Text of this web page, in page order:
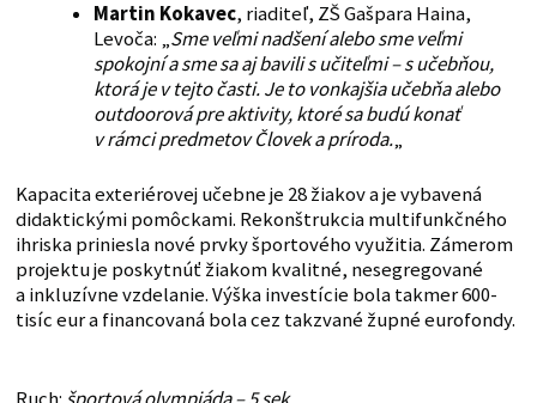
Martin Kokavec, riaditeľ, ZŠ Gašpara Haina,
Levoča: „Sme veľmi nadšení alebo sme veľmi
spokojní a sme sa aj bavili s učiteľmi – s učebňou,
ktorá je v tejto časti. Je to vonkajšia učebňa alebo
outdoorová pre aktivity, ktoré sa budú konať
v rámci predmetov Človek a príroda.„
Kapacita exteriérovej učebne je 28 žiakov a je vybavená
didaktickými pomôckami. Rekonštrukcia multifunkčného
ihriska priniesla nové prvky športového využitia. Zámerom
projektu je poskytnúť žiakom kvalitné, nesegregované
a inkluzívne vzdelanie. Výška investície bola takmer 600-
tisíc eur a financovaná bola cez takzvané župné eurofondy.